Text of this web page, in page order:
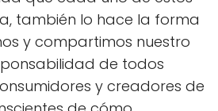
también lo hace la forma
y compartimos nuestro
de todos
y creadores de